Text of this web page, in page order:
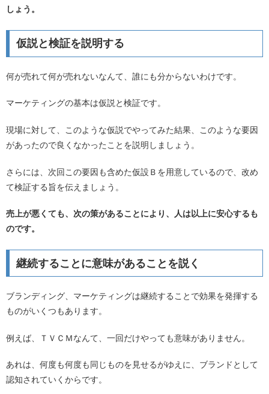
しょう。
仮説と検証を説明する
何が売れて何が売れないなんて、誰にも分からないわけです。
マーケティングの基本は仮説と検証です。
現場に対して、このような仮説でやってみた結果、このような要因
があったので良くなかったことを説明しましょう。
さらには、次回この要因も含めた仮設Ｂを用意しているので、改め
て検証する旨を伝えましょう。
売上が悪くても、次の策があることにより、人は以上に安心するも
のです。
継続することに意味があることを説く
ブランディング、マーケティングは継続することで効果を発揮する
ものがいくつもあります。
例えば、ＴＶＣＭなんて、一回だけやっても意味がありません。
あれは、何度も何度も同じものを見せるがゆえに、ブランドとして
認知されていくからです。